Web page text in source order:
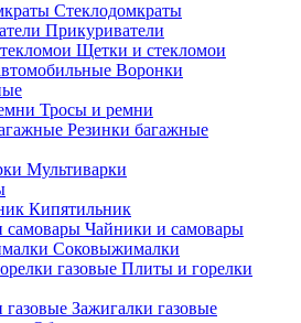
Стеклодомкраты
Прикуриватели
Щетки и стекломои
Воронки
Тросы и ремни
Резинки багажные
Мультиварки
Кипятильник
Чайники и самовары
Соковыжималки
Плиты и горелки
Зажигалки газовые